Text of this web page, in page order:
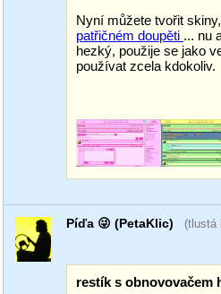
Nyní můžete tvořit
patřičném doupěti ... nu
hezký, použije se jako
používat zcela kdokoliv.
Píďa 😜 (PetaKlic) (tlustá
restík s obnovovačem